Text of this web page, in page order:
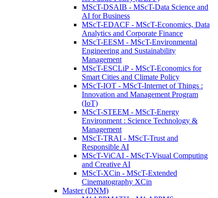
MScT-DSAIB - MScT-Data Science and
AI for Business
MScT-EDACF - MScT-Economics, Data
Analytics and Corporate Finance
MScT-EESM - MScT-Environmental
Engineering and Sustainability
Management
MScT-ESCLiP - MScT-Economics for
Smart Cities and Climate Policy
MScT-IOT - MScT-Internet of Things :
Innovation and Management Program
(IoT)
MScT-STEEM - MScT-Energy
Environment : Science Technology &
Management
MScT-TRAI - MScT-Trust and
Responsible AI
MScT-ViCAI - MScT-Visual Computing
and Creative AI
MScT-XCin - MScT-Extended
Cinematography XCin
Master (DNM)